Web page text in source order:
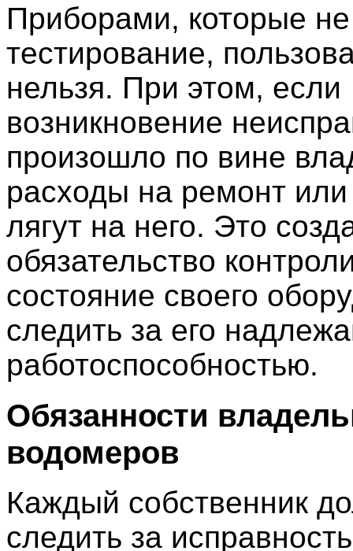
Приборами, которые
тестирование,
нельзя. При этом, если
возникновение
произошло по вине
расходы на ремонт
лягут на него. Это
обязательство
состояние своего
следить за его
работоспособностью.
Обязанности
водомеров
Каждый собственник
следить за